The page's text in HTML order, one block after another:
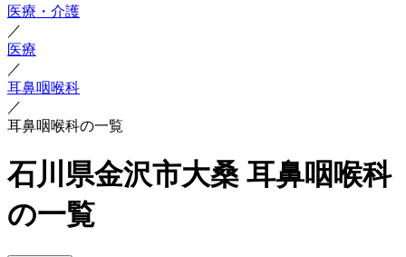
医療・介護
／
医療
／
耳鼻咽喉科
／
耳鼻咽喉科の一覧
石川県金沢市大桑 耳鼻咽喉科
の一覧